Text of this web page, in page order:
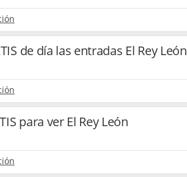
de día las entradas El Rey León
para ver El Rey León